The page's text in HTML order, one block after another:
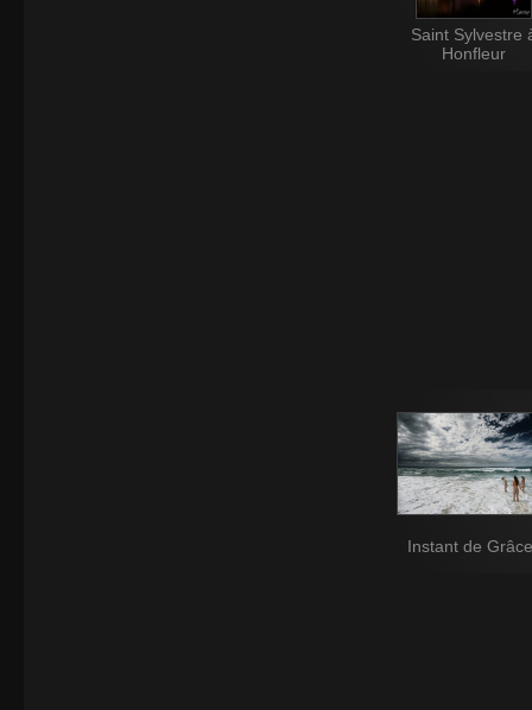
Saint Sylvestre
Honfleur
Instant de